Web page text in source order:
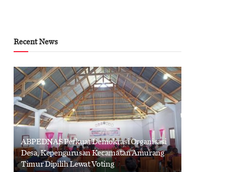
Recent News
ABPEDNAS Perkuat Demokrasi Organisasi
Desa, Kepengurusan Kecamatan Amurang
Timur Dipilih Lewat Voting